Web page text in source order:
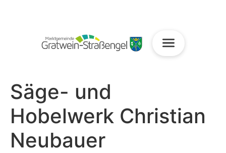
Säge- und
Hobelwerk Christian
Neubauer